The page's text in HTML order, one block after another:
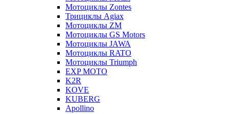
Мотоциклы Zontes
Трициклы Agiax
Мотоциклы ZM
Мотоциклы GS Motors
Мотоциклы JAWA
Мотоциклы RATO
Мотоциклы Triumph
EXP MOTO
K2R
KOVE
KUBERG
Apollino